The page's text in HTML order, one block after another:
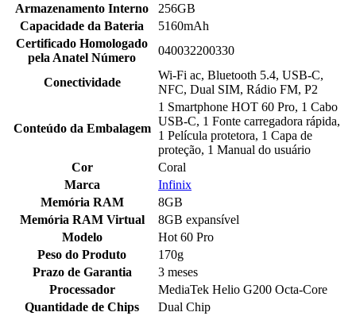
Armazenamento Interno
256GB
Capacidade da Bateria
5160mAh
Certificado Homologado
pela Anatel Número
040032200330
Conectividade
Wi-Fi ac, Bluetooth 5.4, USB-C,
NFC, Dual SIM, Rádio FM, P2
Conteúdo da Embalagem
1 Smartphone HOT 60 Pro, 1 Cabo
USB-C, 1 Fonte carregadora rápida,
1 Película protetora, 1 Capa de
proteção, 1 Manual do usuário
Cor
Coral
Marca
Infinix
Memória RAM
8GB
Memória RAM Virtual
8GB expansível
Modelo
Hot 60 Pro
Peso do Produto
170g
Prazo de Garantia
3 meses
Processador
MediaTek Helio G200 Octa-Core
Quantidade de Chips
Dual Chip